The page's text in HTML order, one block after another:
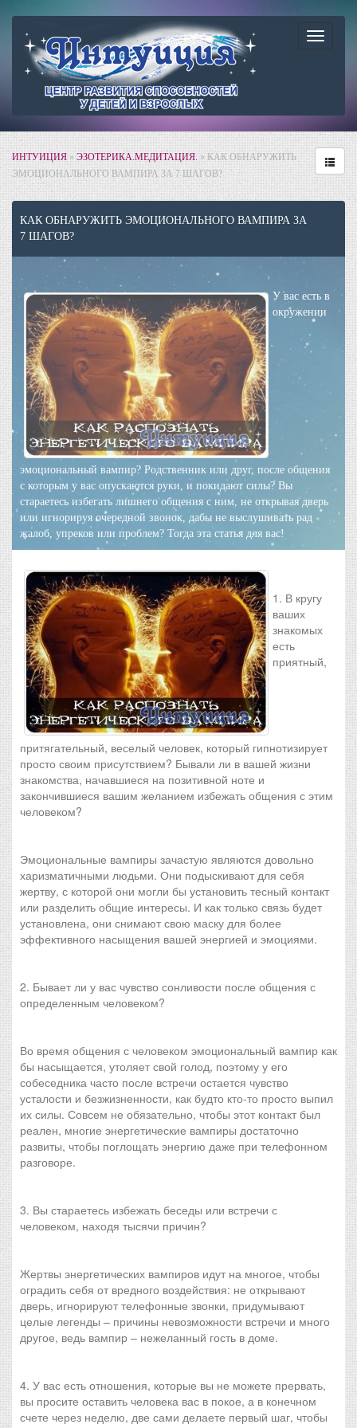
ИНТУИЦИЯ»ЭЗОТЕРИКА.МЕДИТАЦИЯ.» КАК ОБНАРУЖИТЬ
ЭМОЦИОНАЛЬНОГО ВАМПИРА ЗА 7 ШАГОВ?
КАК ОБНАРУЖИТЬ ЭМОЦИОНАЛЬНОГО ВАМПИРА ЗА
7 ШАГОВ?
У вас есть в
окружении
эмоциональный вампир? Родственник или друг, после общения
с которым у вас опускаются руки, и покидают силы? Вы
стараетесь избегать лишнего общения с ним, не открывая дверь
или игнорируя очередной звонок, дабы не выслушивать рад
жалоб, упреков или проблем? Тогда эта статья для вас!
1. В кругу
ваших
знакомых
есть
приятный,
притягательный, веселый человек, который гипнотизирует
просто своим присутствием? Бывали ли в вашей жизни
знакомства, начавшиеся на позитивной ноте и
закончившиеся вашим желанием избежать общения с этим
человеком?
Эмоциональные вампиры зачастую являются довольно
харизматичными людьми. Они подыскивают для себя
жертву, с которой они могли бы установить тесный контакт
или разделить общие интересы. И как только связь будет
установлена, они снимают свою маску для более
эффективного насыщения вашей энергией и эмоциями.
2. Бывает ли у вас чувство сонливости после общения с
определенным человеком?
Во время общения с человеком эмоциональный вампир как
бы насыщается, утоляет свой голод, поэтому у его
собеседника часто после встречи остается чувство
усталости и безжизненности, как будто кто-то просто выпил
их силы. Совсем не обязательно, чтобы этот контакт был
реален, многие энергетические вампиры достаточно
развиты, чтобы поглощать энергию даже при телефонном
разговоре.
3. Вы стараетесь избежать беседы или встречи с
человеком, находя тысячи причин?
Жертвы энергетических вампиров идут на многое, чтобы
оградить себя от вредного воздействия: не открывают
дверь, игнорируют телефонные звонки, придумывают
целые легенды – причины невозможности встречи и много
другое, ведь вампир – нежеланный гость в доме.
4. У вас есть отношения, которые вы не можете прервать,
вы просите оставить человека вас в покое, а в конечном
счете через неделю, две сами делаете первый шаг, чтобы